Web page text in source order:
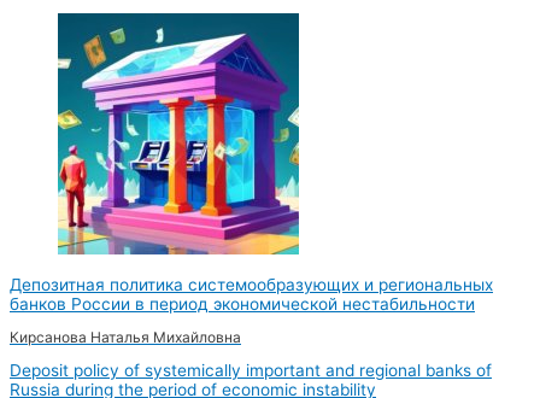
Депозитная политика системообразующих и региональных
банков России в период экономической нестабильности
Кирсанова Наталья Михайловна
Deposit policy of systemically important and regional banks of
Russia during the period of economic instability